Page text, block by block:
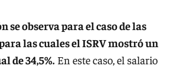
se observa para el caso de las
las cuales el ISRV mostró un
de 34,5%. En este caso, el salario